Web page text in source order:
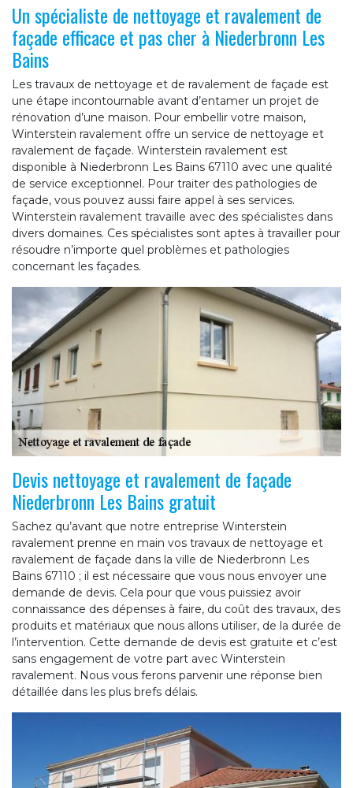
Un spécialiste de nettoyage et ravalement de
façade efficace et pas cher à Niederbronn Les
Bains
Les travaux de nettoyage et de ravalement de façade est
une étape incontournable avant d’entamer un projet de
rénovation d’une maison. Pour embellir votre maison,
Winterstein ravalement offre un service de nettoyage et
ravalement de façade. Winterstein ravalement est
disponible à Niederbronn Les Bains 67110 avec une qualité
de service exceptionnel. Pour traiter des pathologies de
façade, vous pouvez aussi faire appel à ses services.
Winterstein ravalement travaille avec des spécialistes dans
divers domaines. Ces spécialistes sont aptes à travailler pour
résoudre n’importe quel problèmes et pathologies
concernant les façades.
Devis nettoyage et ravalement de façade
Niederbronn Les Bains gratuit
Sachez qu’avant que notre entreprise Winterstein
ravalement prenne en main vos travaux de nettoyage et
ravalement de façade dans la ville de Niederbronn Les
Bains 67110 ; il est nécessaire que vous nous envoyer une
demande de devis. Cela pour que vous puissiez avoir
connaissance des dépenses à faire, du coût des travaux, des
produits et matériaux que nous allons utiliser, de la durée de
l’intervention. Cette demande de devis est gratuite et c’est
sans engagement de votre part avec Winterstein
ravalement. Nous vous ferons parvenir une réponse bien
détaillée dans les plus brefs délais.